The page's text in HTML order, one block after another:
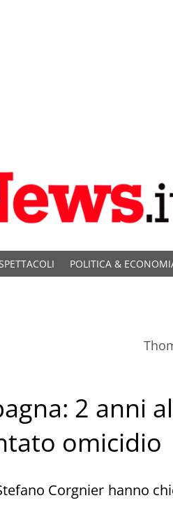
POLITICA &
2 anni
omicidio
Corgnier hanno